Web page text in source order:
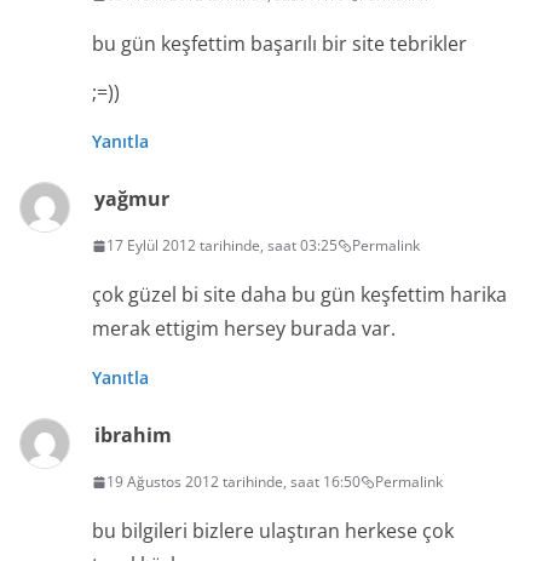
bu gün keşfettim başarılı bir site tebrikler
;=))
Yanıtla
yağmur
17 Eylül 2012 tarihinde, saat 03:25 Permalink
çok güzel bi site daha bu gün keşfettim harika
merak ettigim hersey burada var.
Yanıtla
ibrahim
19 Ağustos 2012 tarihinde, saat 16:50 Permalink
bu bilgileri bizlere ulaştıran herkese çok